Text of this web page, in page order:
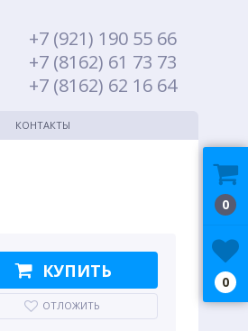
+7 (921) 190 55 66
+7 (8162) 61 73 73
+7 (8162) 62 16 64
КОНТАКТЫ
КУПИТЬ
ОТЛОЖИТЬ
0
0